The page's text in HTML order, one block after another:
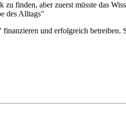
finden, aber zuerst müsste das
des Alltags"
und erfolgreich